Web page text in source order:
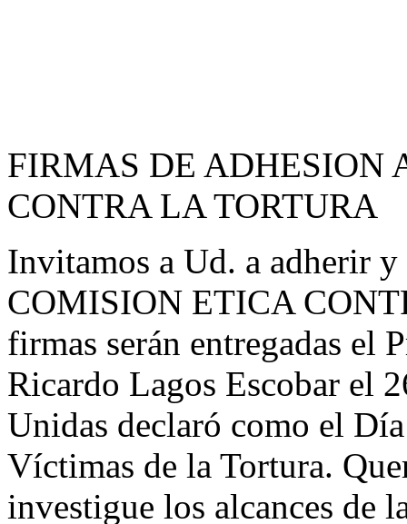
FIRMAS DE ADHESION
CONTRA LA TORTURA
Invitamos a Ud. a adherir
COMISION ETICA
firmas serán entregadas el
Ricardo Lagos Escobar el
Unidas declaró como el
Víctimas de la Tortura.
investigue los alcances de